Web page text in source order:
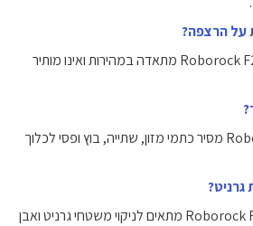
על הרצפה?
לא, נוזל הניקוי Roborock F25 ACE Pro מתאדה במהירות ואינו מותיר
הנוזל Roborock F25 ACE Pro מסיר כתמי מזון, שתייה, בוץ ופסי לכלוך
כן, נוזל הניקוי Roborock F25 ACE Pro מתאים לניקוי משטחי גרניט ואבן